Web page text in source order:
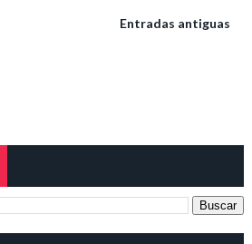
Entradas antiguas